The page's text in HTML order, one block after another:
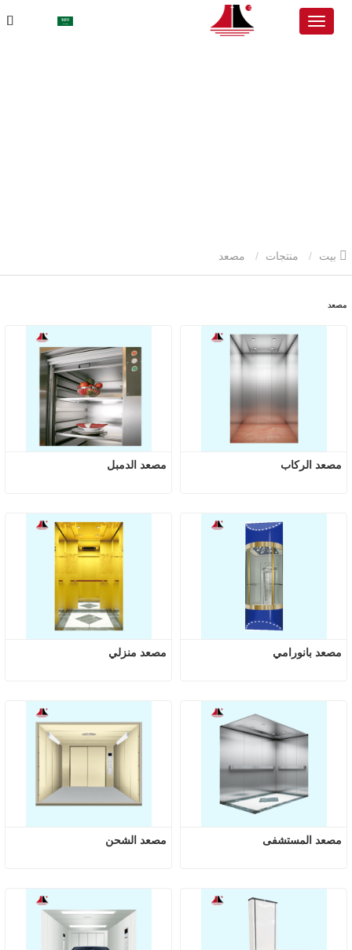
منتجات
مصعد
مصعد الدمبل مصعد الركاب
مصعد منزلي مصعد بانورامي
مصعد الشحن مصعد المستشفى